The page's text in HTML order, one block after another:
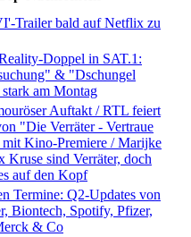
Trailer bald auf Netflix zu
Doppel in SAT.1:
& "Dschungel
am Montag
Auftakt / RTL feiert
"Die Verräter - Vertraue
Kino-Premiere / Marijke
Kruse sind Verräter, doch
auf den Kopf
Termine: Q2-Updates von
Biontech, Spotify, Pfizer,
& Co